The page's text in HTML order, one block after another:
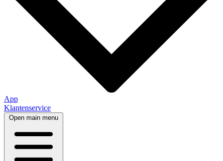
App
Klantenservice
Open main menu